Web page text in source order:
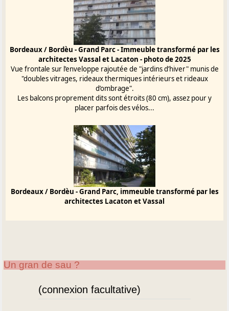
Bordeaux / Bordèu - Grand Parc - Immeuble transformé par les
architectes Vassal et Lacaton - photo de 2025
Vue frontale sur l’enveloppe rajoutée de "jardins d’hiver" munis de
"doubles vitrages, rideaux thermiques intérieurs et rideaux
d’ombrage".
Les balcons proprement dits sont étroits (80 cm), assez pour y
placer parfois des vélos...
Bordeaux / Bordèu - Grand Parc, immeuble transformé par les
architectes Lacaton et Vassal
Un gran de sau ?
(connexion facultative)